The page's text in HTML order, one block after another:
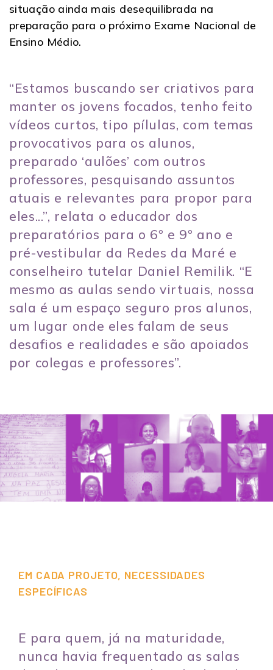
situação ainda mais desequilibrada na
preparação para o próximo Exame Nacional de
Ensino Médio.
“Estamos buscando ser criativos para
manter os jovens focados, tenho feito
vídeos curtos, tipo pílulas, com temas
provocativos para os alunos,
preparado ‘aulões’ com outros
professores, pesquisando assuntos
atuais e relevantes para propor para
eles...”, relata o educador dos
preparatórios para o 6º e 9º ano e
pré-vestibular da Redes da Maré e
conselheiro tutelar Daniel Remilik. “E
mesmo as aulas sendo virtuais, nossa
sala é um espaço seguro pros alunos,
um lugar onde eles falam de seus
desafios e realidades e são apoiados
por colegas e professores”.
EM CADA PROJETO, NECESSIDADES
ESPECÍFICAS
E para quem, já na maturidade,
nunca havia frequentado as salas